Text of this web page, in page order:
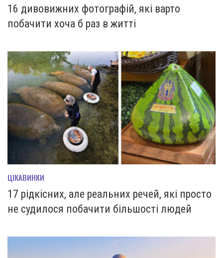
16 дивовижних фотографій, які варто
побачити хоча б раз в житті
ЦІКАВИНКИ
17 рідкісних, але реальних речей, які просто
не судилося побачити більшості людей